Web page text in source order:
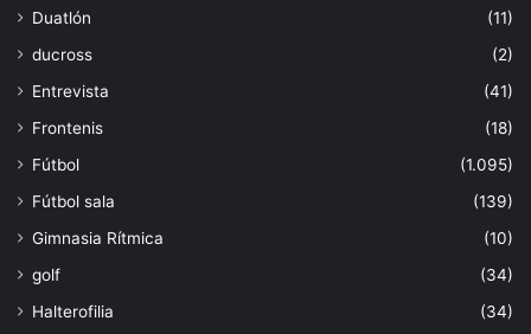
Duatlón
(11)
ducross
(2)
Entrevista
(41)
Frontenis
(18)
Fútbol
(1.095)
Fútbol sala
(139)
Gimnasia Rítmica
(10)
golf
(34)
Halterofilia
(34)